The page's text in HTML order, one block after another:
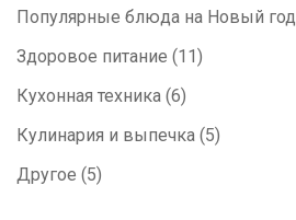
Популярные блюда на Новый год
Здоровое питание (11)
Кухонная техника (6)
Кулинария и выпечка (5)
Другое (5)